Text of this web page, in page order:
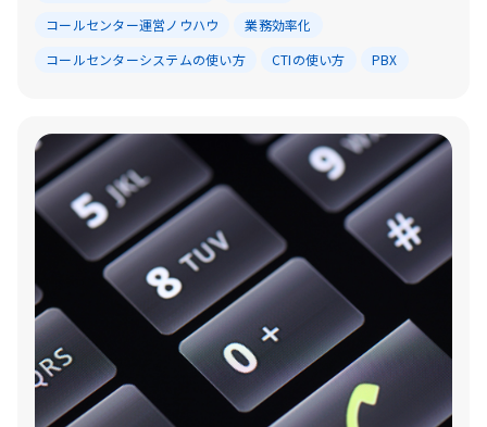
コールセンター運営ノウハウ
業務効率化
コールセンターシステムの使い方
CTIの使い方 PBX